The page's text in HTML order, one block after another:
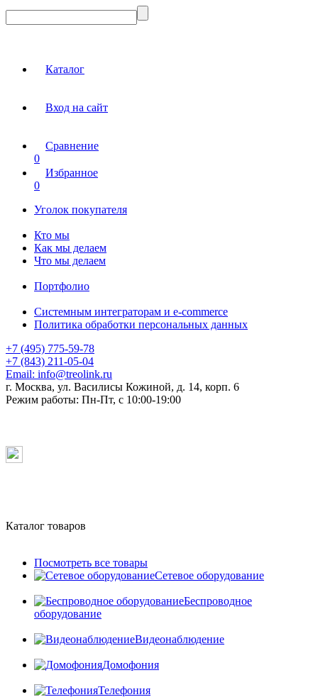
Каталог
Вход на сайт
Сравнение
0
Избранное
0
Уголок покупателя
Кто мы
Как мы делаем
Что мы делаем
Портфолио
Системным интеграторам и e-commerce
Политика обработки персональных данных
+7 (495) 775-59-78
+7 (843) 211-05-04
Email: info@treolink.ru
г. Москва, ул. Василисы Кожиной, д. 14, корп. 6
Режим работы: Пн-Пт, с 10:00-19:00
Каталог товаров
Посмотреть все товары
Сетевое оборудование
Беспроводное
оборудование
Видеонаблюдение
Домофония
Телефония